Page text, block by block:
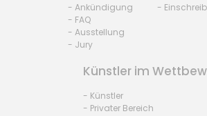
- Ankündigung
- FAQ
- Ausstellung
- Jury
-
Künstler im
- Künstler
- Privater Bereich